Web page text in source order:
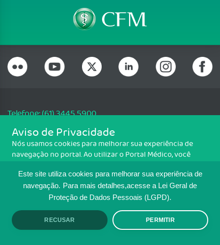
Este site utiliza cookies para melhorar sua experiência de
navegação. Para mais detalhes,acesse a Lei Geral de
Proteção de Dados Pessoais (LGPD).
RECUSAR PERMITIR
Telefone: (61) 3445 5900
Email: cfm@portalmedico.org.br
SGAS 616, Conjunto D, Lote 115, L2 Sul, Brasília/DF - CEP: 70200-760 -
CNPJ: 33.583.550/0001-30
MAPA DO SITE
TRANSPARÊNCIA E PRESTAÇÃO DE
CONTAS
Aviso de Privacidade
Nós usamos cookies para melhorar sua experiência de
navegação no portal. Ao utilizar o Portal Médico, você
Para ter mais informações sobre como isso é feito, acesse
Política de cookies. Se você concorda, clique em ACEITO.
ACEITO